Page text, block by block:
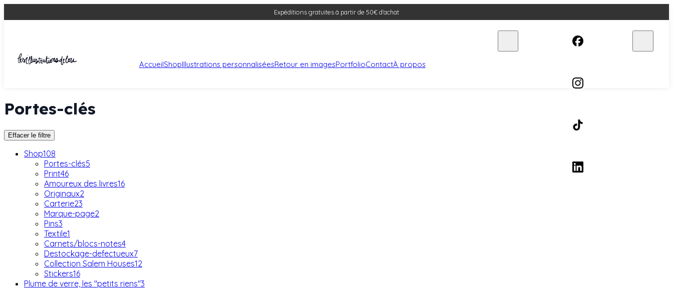
AccueilShopIllustrations personnaliséesRetour en imagesPortfolioContactÀ propos
Expéditions gratuites à partir de 50€ d'achat
Portes-clés
Effacer le filtre
Shop108
Portes-clés5
Print46
Amoureux des livres16
Originaux2
Carterie23
Marque-page2
Pins3
Textile1
Carnets/blocs-notes4
Destockage-defectueux7
Collection Salem Houses12
Stickers16
Plume de verre, les "petits riens"3